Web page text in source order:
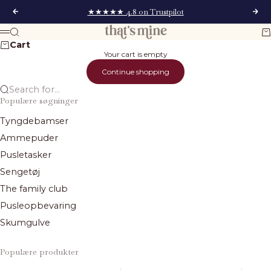
Previous
★★★★★ 4.8 on Trustpilot
Next
That's Mine
Menu
Search
Cart
Your cart is empty
Continue shopping
Search for...
Populære søgninger
Tyngdebamser
Ammepuder
Pusletasker
Sengetøj
The family club
Pusleopbevaring
Skumgulve
Populære produkter